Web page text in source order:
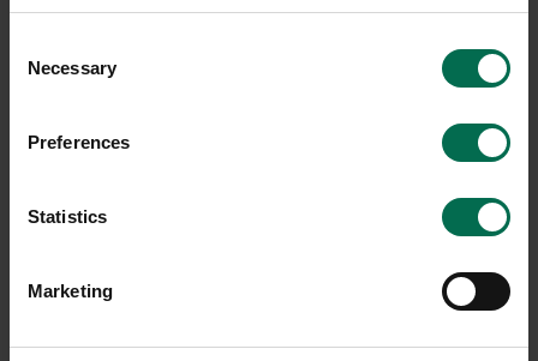
Selection
Necessary
Preferences
Statistics
Marketing